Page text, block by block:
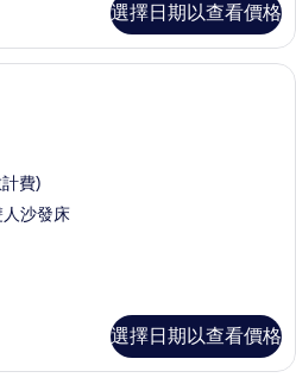
選擇日期以查看價格
1 間臥室、高級寢具、舒適加層、客房
費)
人沙發床
選擇日期以查看價格